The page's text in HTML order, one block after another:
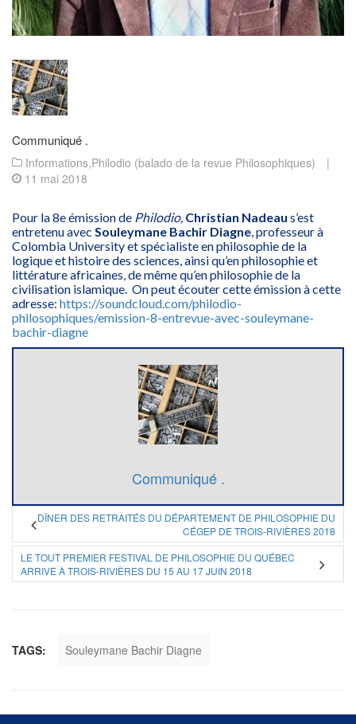
Communiqué .
Informations,Philodio (balado de la revue Philosophiques)
|
11 mai 2018
Pour la 8e émission de Philodio, Christian Nadeau s’est
entretenu avec Souleymane Bachir Diagne, professeur à
Colombia University et spécialiste en philosophie de la
logique et histoire des sciences, ainsi qu’en philosophie et
littérature africaines, de même qu’en philosophie de la
civilisation islamique. On peut écouter cette émission à cette
adresse: https://soundcloud.com/philodio-
philosophiques/emission-8-entrevue-avec-souleymane-
bachir-diagne
Communiqué .
DÎNER DES RETRAITÉS DU DÉPARTEMENT DE PHILOSOPHIE DU
CÉGEP DE TROIS-RIVIÈRES 2018
LE TOUT PREMIER FESTIVAL DE PHILOSOPHIE DU QUÉBEC
ARRIVE À TROIS-RIVIÈRES DU 15 AU 17 JUIN 2018
TAGS: Souleymane Bachir Diagne